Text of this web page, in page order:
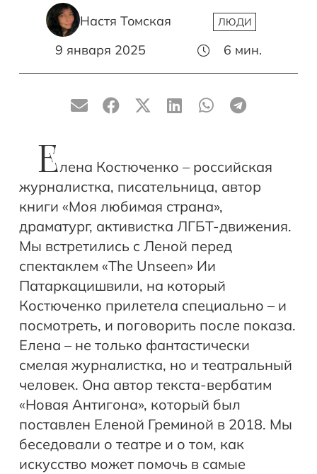
Настя Томская ЛЮДИ
9 января 2025 6 мин.
Елена Костюченко – российская
журналистка, писательница, автор
книги «Моя любимая страна»,
драматург, активистка ЛГБТ-движения.
Мы встретились с Леной перед
спектаклем «The Unseen» Ии
Патаркацишвили, на который
Костюченко прилетела специально – и
посмотреть, и поговорить после показа.
Елена – не только фантастически
смелая журналистка, но и театральный
человек. Она автор текста-вербатим
«Новая Антигона», который был
поставлен Еленой Греминой в 2018. Мы
беседовали о театре и о том, как
искусство может помочь в самые